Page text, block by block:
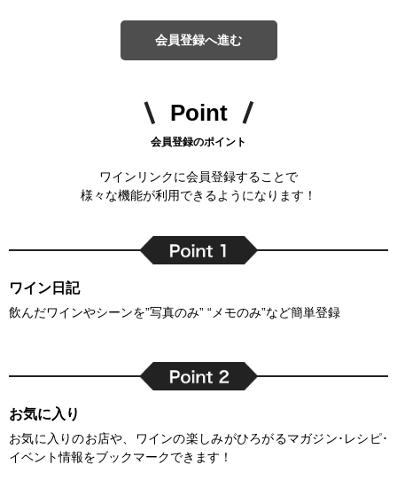
会員登録へ進む
Point
会員登録のポイント
ワインリンクに会員登録することで
様々な機能が利用できるようになります！
ワイン日記
飲んだワインやシーンを”写真のみ” “メモのみ”など簡単登録
お気に入り
お気に入りのお店や、ワインの楽しみがひろがるマガジン･レシピ･
イベント情報をブックマークできます！